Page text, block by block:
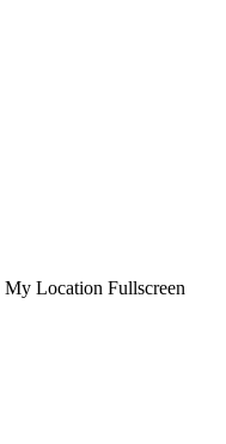
My Location Fullscreen